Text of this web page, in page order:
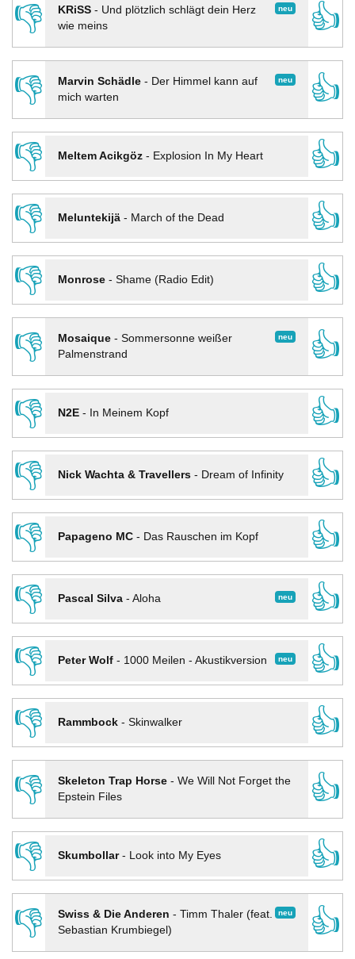
👎
neu
KRiSS- Und plötzlich schlägt dein Herz
wie meins
👍
👎 neu
Marvin Schädle- Der Himmel kann auf
mich warten
👍
👎
Meltem Acikgöz- Explosion In My Heart
👍
👎
Meluntekijä- March of the Dead
👍
👎
Monrose- Shame (Radio Edit)
👍
👎
neu
Mosaique- Sommersonne weißer
Palmenstrand
👍
👎
N2E- In Meinem Kopf
👍
👎
Nick Wachta & Travellers- Dream of Infinity
👍
👎
Papageno MC- Das Rauschen im Kopf
👍
👎
neu
Pascal Silva- Aloha
👍
👎
neu
Peter Wolf- 1000 Meilen - Akustikversion
👍
👎
Rammbock- Skinwalker
👍
👎
Skeleton Trap Horse- We Will Not Forget the
Epstein Files
👍
👎
Skumbollar- Look into My Eyes
👍
👎
neu
Swiss & Die Anderen - Timm Thaler (feat.
Sebastian Krumbiegel)
👍